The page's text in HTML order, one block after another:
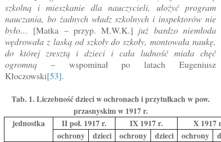
szkolną i mieszkanie dla nauczycieli, ułożyć program
nauczania, bo żadnych władz szkolnych i inspektorów nie
było… [Matka – przyp. M.W.K.] już bardzo niemłoda
wędrowała z laską od szkoły do szkoły, montowała naukę,
do której zresztą i dzieci i cała ludność miała chęć
ogromną – wspominał po latach Eugeniusz
Kłoczowski[53].
Tab. 1. Liczebność dzieci w ochronach i przytułkach w pow.
przasnyskim w 1917 r.
jednostka
II poł. 1917 r. IX 1917 r.
X 1917
ochrony
dzieci ochrony dzieci ochrony